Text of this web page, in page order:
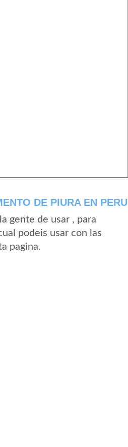
DE PIURA EN PERU
gente de usar , para
podeis usar con las
pagina.